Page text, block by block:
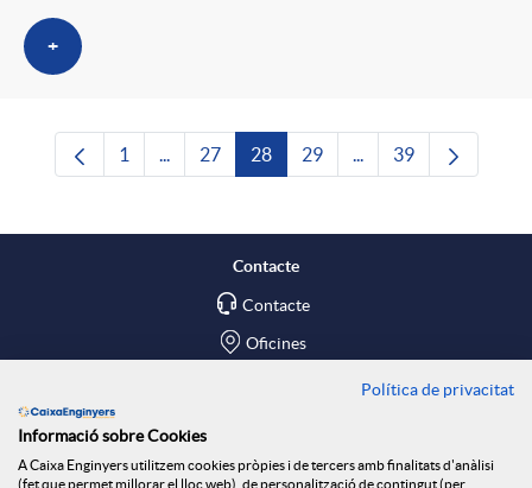
+
Pàgina
1 ...Pàgines intermèdies Utilitzeu TAB per
Pàgina
27 Pàgina
28 Pàgina
29 ...Pàgines intermèdies
Pàgina
39
Contacte
Contacte
Oficines
Política de privacitat
Informació sobre Cookies
A Caixa Enginyers utilitzem cookies pròpies i de tercers amb finalitats d'anàlisi
(fet que permet millorar el lloc web), de personalització de contingut (per